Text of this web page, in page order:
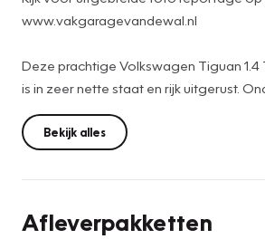
www.vakgaragevandewal.nl
Deze prachtige Volkswagen Tiguan 1.4
is in zeer nette staat en rijk uitgerust.
voorzien van een panoramisch schuif-/
bekleding met memory stoel,
afneembare trekhaak en nog veel
Bekijk alles
Afleverpakketten